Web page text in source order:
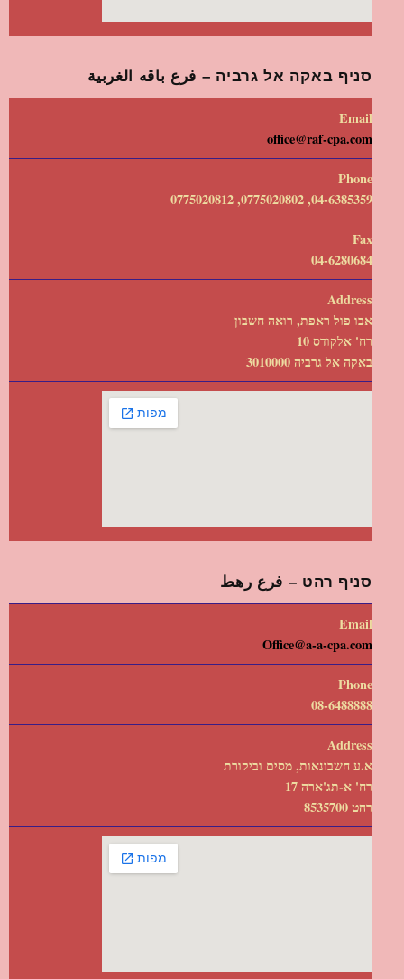
סניף באקה אל גרביה – فرع باقه الغربية
Email
office@raf-cpa.com
Phone
04-6385359, 0775020802, 0775020812
Fax
04-6280684
Address
אבו פול ראפת, רואה חשבון
רח' אלקודס 10
באקה אל גרביה 3010000
סניף רהט – فرع رهط
Email
Office@a-a-cpa.com
Phone
08-6488888
Address
א.ע חשבונאות, מסים וביקורת
רח' א-תג'ארה 17
רהט 8535700